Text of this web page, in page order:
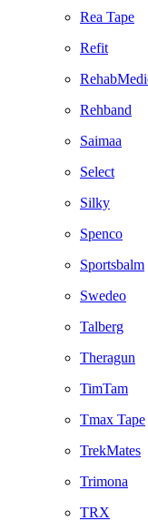
Rea Tape
Refit
Rehband
Saimaa
Select
Silky
Spenco
Sportsbalm
Swedeo
Talberg
Theragun
TimTam
Tmax Tape
TrekMates
Trimona
TRX